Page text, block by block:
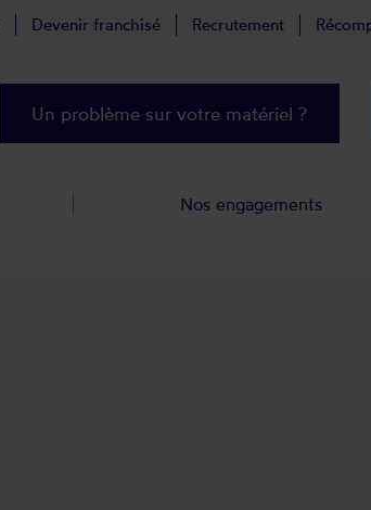
Devenir franchisé Recrutement
Un problème sur votre matériel ?
Nos engagements